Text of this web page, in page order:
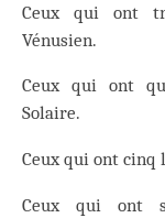
Ceux qui ont
Vénusien.
Ceux qui ont
Solaire.
Ceux qui ont cinq
Ceux qui ont